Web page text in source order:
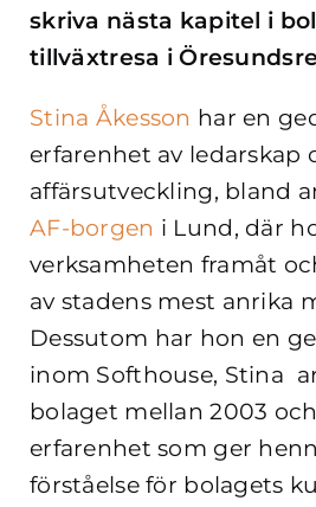
skriva nästa kapitel i
tillväxtresa i
Stina Åkesson har en
erfarenhet av ledarskap
affärsutveckling, bland
AF-borgen i Lund, där
verksamheten framåt
av stadens mest anrika
Dessutom har hon en
inom Softhouse, Stina
bolaget mellan 2003
erfarenhet som ger
förståelse för bolagets